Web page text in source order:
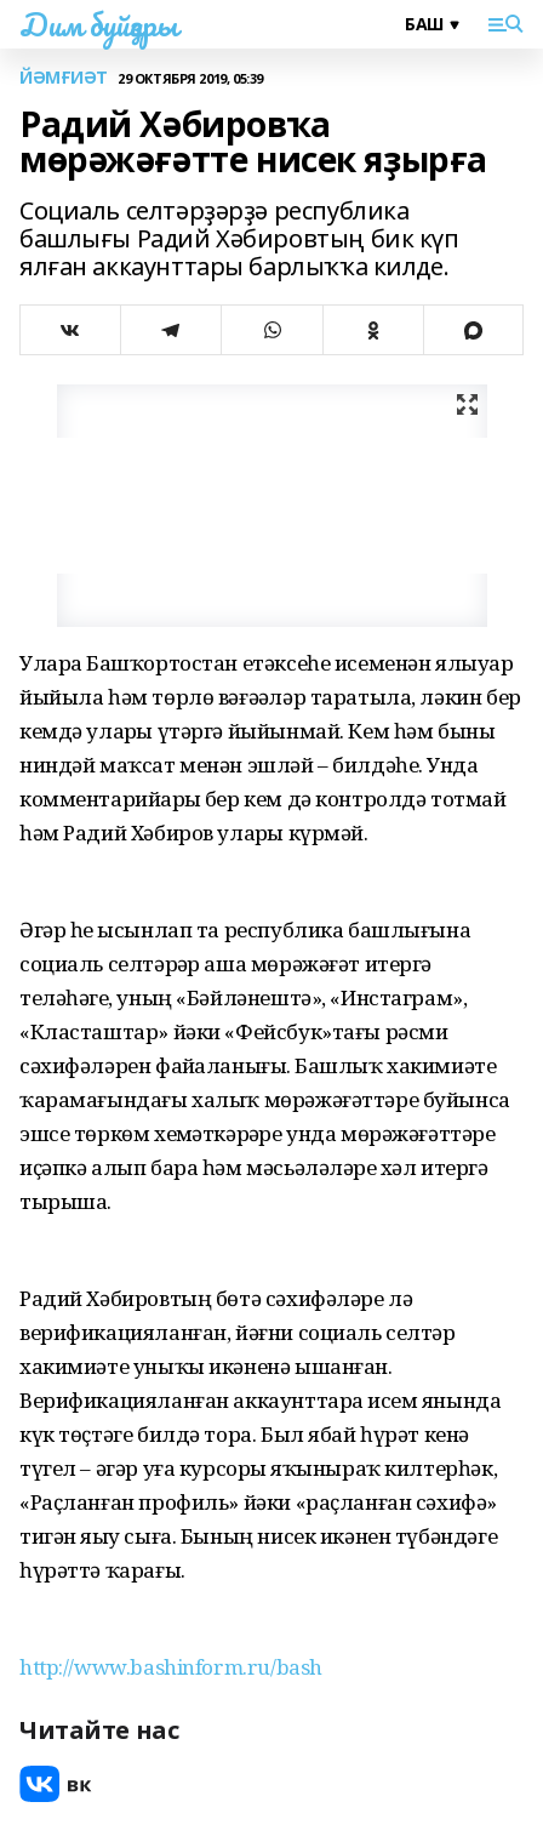
Дим буйҙары
ЙӘМҒИӘТ 29 ОКТЯБРЯ 2019, 05:39
Радий Хәбировҡа
мөрәжәғәтте нисек яҙырға
Социаль селтәрҙәрҙә республика
башлығы Радий Хәбировтың бик күп
ялған аккаунттары барлыҡҡа килде.
Уларҙа Башҡортостан етәксеһе исеменән ялыуҙар
йыйыла һәм төрлө вәғәҙәләр таратыла, ләкин бер
кемдә уларҙы үтәргә йыйынмай. Кем һәм быны
ниндәй маҡсат менән эшләй – билдәһеҙ. Унда
комментарийҙарҙы бер кем дә контролдә тотмай
һәм Радий Хәбиров уларҙы күрмәй.
Әгәр һеҙ ысынлап та республика башлығына
социаль селтәрҙәр аша мөрәжәғәт итергә
теләһәгеҙ, уның «Бәйләнештә», «Инстаграм»,
«Класташтар» йәки «Фейсбук»тағы рәсми
сәхифәләрен файҙаланығыҙ. Башлыҡ хакимиәте
ҡарамағындағы халыҡ мөрәжәғәттәре буйынса
эшсе төркөм хеҙмәткәрҙәре унда мөрәжәғәттәрҙе
иҫәпкә алып бара һәм мәсьәләләрҙе хәл итергә
тырыша.
Радий Хәбировтың бөтә сәхифәләре лә
верификацияланған, йәғни социаль селтәр
хакимиәте уныҡы икәненә ышанған.
Верификацияланған аккаунттарҙа исем янында
күк төҫтәге билдә тора. Был ябай һүрәт кенә
түгел – әгәр уға курсорҙы яҡыныраҡ килтерһәк,
«Раҫланған профиль» йәки «раҫланған сәхифә»
тигән яҙыу сыға. Бының нисек икәнен түбәндәге
һүрәттә ҡарағыҙ.
http://www.bashinform.ru/bash
Читайте нас